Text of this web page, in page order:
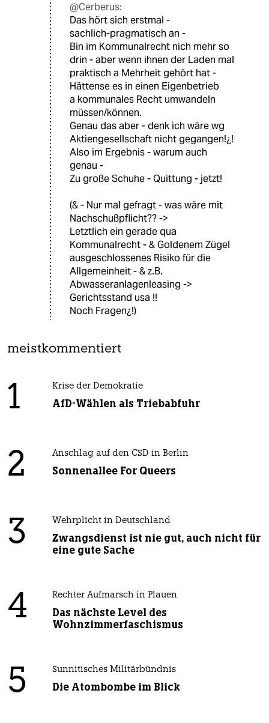
@Cerberus:
Das hört sich erstmal -
sachlich-pragmatisch an -
Bin im Kommunalrecht nich mehr so
drin - aber wenn ihnen der Laden mal
praktisch a Mehrheit gehört hat -
Hättense es in einen Eigenbetrieb
a kommunales Recht umwandeln
müssen/können.
Genau das aber - denk ich wäre wg
Aktiengesellschaft nicht gegangen!¿!
Also im Ergebnis - warum auch
genau -
Zu große Schuhe - Quittung - jetzt!
(& - Nur mal gefragt - was wäre mit
Nachschußpflicht?? ->
Letztlich ein gerade qua
Kommunalrecht - & Goldenem Zügel
ausgeschlossenes Risiko für die
Allgemeinheit - & z.B.
Abwasseranlagenleasing ->
Gerichtsstand usa !!
Noch Fragen¿!)
meistkommentiert
1 Krise der Demokratie
AfD-Wählen als Triebabfuhr
2 Anschlag auf den CSD in Berlin
Sonnenallee For Queers
3 Wehrplicht in Deutschland
Zwangsdienst ist nie gut, auch nicht für
eine gute Sache
4 Rechter Aufmarsch in Plauen
Das nächste Level des
Wohnzimmerfaschismus
5 Sunnitisches Militärbündnis
Die Atombombe im Blick